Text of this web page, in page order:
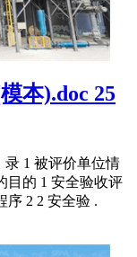
本).doc 25
录 1 被评价单位情
目的 1 安全验收评
序 2 2 安全验 .